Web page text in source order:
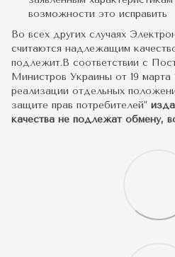
возможности это исправить
Во всех других случаях
считаются надлежащим
подлежит.В соответствии с
Министров Украины от 19 марта
реализации отдельных
защите прав потребителей"
качества не подлежат обмену,